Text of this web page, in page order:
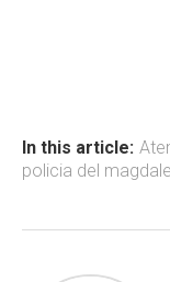
ok p
p
In this article:
policia del